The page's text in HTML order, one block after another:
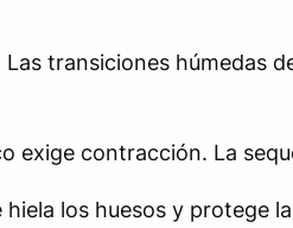
Las transiciones húmedas
exige contracción. La
hiela los huesos y protege